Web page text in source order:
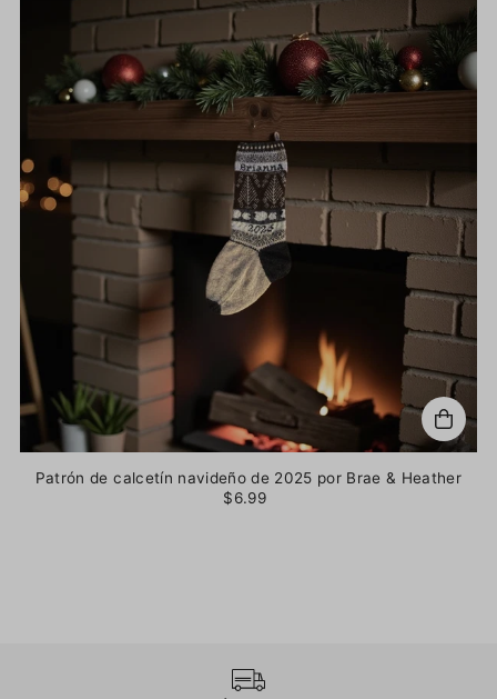
Patrón de calcetín navideño de 2025 por Brae & Heather
$6.99